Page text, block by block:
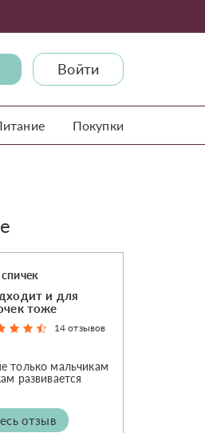
Войти
Покупки
и для
тоже
14 отзывов
только мальчикам
развивается
отзыв